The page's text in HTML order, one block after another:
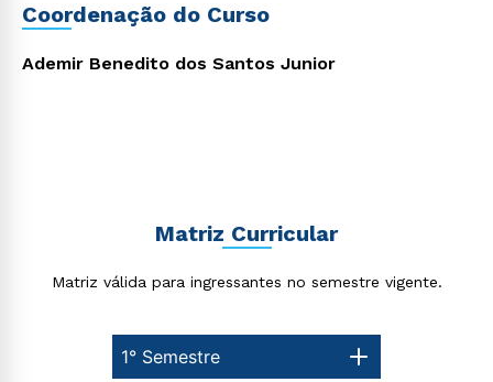
Coordenação do Curso
Ademir Benedito dos Santos Junior
Matriz Curricular
Matriz válida para ingressantes no semestre vigente.
1° Semestre